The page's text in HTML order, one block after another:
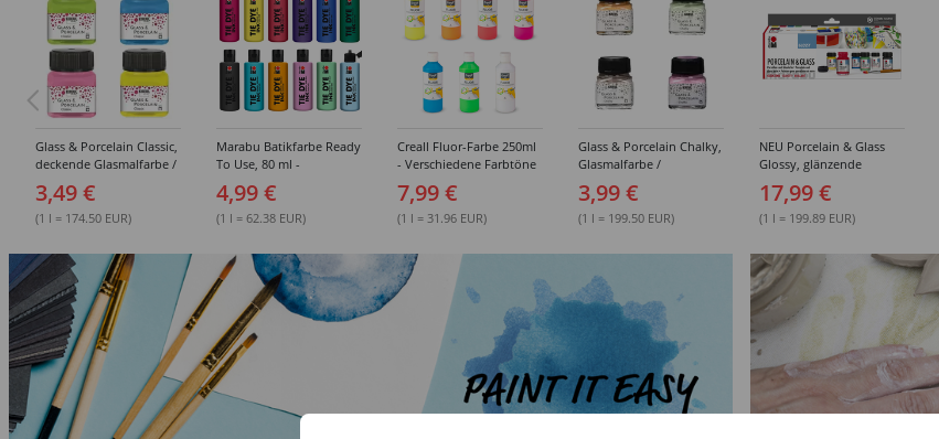
Glass & Porcelain Classic,
deckende Glasmalfarbe /
Porzellanfarbe, 20ml -
Verschiedene Farbtöne
3,49 €
(1 l = 174.50 EUR)
Marabu Batikfarbe Ready
To Use, 80 ml -
Verschiedene Farbtöne
4,99 €
(1 l = 62.38 EUR)
Creall Fluor-Farbe 250ml
- Verschiedene Farbtöne
7,99 €
(1 l = 31.96 EUR)
Glass & Porcelain Chalky,
Glasmalfarbe /
Porzellanfarbe mit
Kreide-Effekt, 20ml -
Verschiedene Farbtöne
3,99 €
(1 l = 199.50 EUR)
NEU Porcelain & Glass
Glossy, glänzende
Glasmalfarbe /
Porzellanfarbe Starterset,
6 x 15 ml, inklusive Pinsel
17,99 €
(1 l = 199.89 EUR)